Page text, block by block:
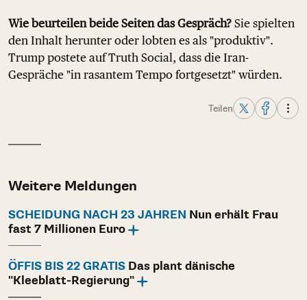
Wie beurteilen beide Seiten das Gespräch? Sie spielten
den Inhalt herunter oder lobten es als "produktiv".
Trump postete auf Truth Social, dass die Iran-
Gespräche "in rasantem Tempo fortgesetzt" würden.
Teilen
Weitere Meldungen
SCHEIDUNG NACH 23 JAHREN Nun erhält Frau
fast 7 Millionen Euro
ÖFFIS BIS 22 GRATIS Das plant dänische
"Kleeblatt-Regierung"